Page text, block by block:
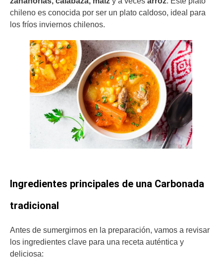
chileno es conocida por ser un plato caldoso, ideal para
los fríos inviernos chilenos. ​
Ingredientes principales de una Carbonada
tradicional
Antes de sumergirnos en la preparación, vamos a revisar
los ingredientes clave para una receta auténtica y
deliciosa: